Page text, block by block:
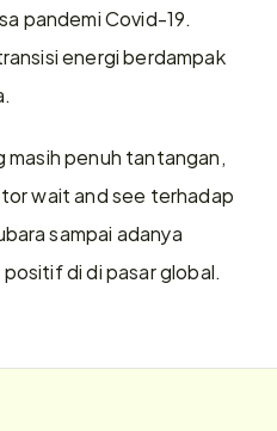
pandemi Covid-19.
energi berdampak
masih penuh tantangan,
wait and see terhadap
sampai adanya
di di pasar global.